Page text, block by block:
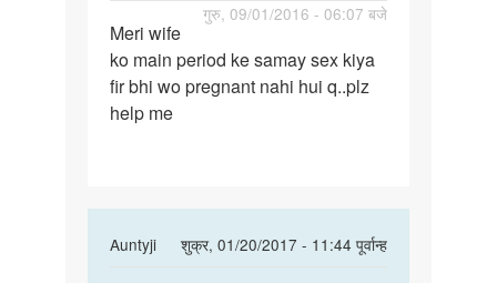
गुरु, 09/01/2016 - 06:07 बजे
Meri
wife
ko
main
Meri wife
ko main period ke samay sex kiya
fir bhi wo pregnant nahi hui q..plz
help me
Auntyji
शुक्र, 01/20/2017 - 11:44 पूर्वान्ह
In